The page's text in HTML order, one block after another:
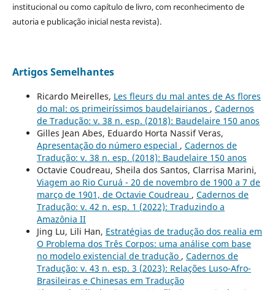
institucional ou como capítulo de livro, com reconhecimento de
autoria e publicação inicial nesta revista).
Artigos Semelhantes
Ricardo Meirelles, Les fleurs du mal antes de As flores
do mal: os primeiríssimos baudelairianos , Cadernos
de Tradução: v. 38 n. esp. (2018): Baudelaire 150 anos
Gilles Jean Abes, Eduardo Horta Nassif Veras,
Apresentação do número especial , Cadernos de
Tradução: v. 38 n. esp. (2018): Baudelaire 150 anos
Octavie Coudreau, Sheila dos Santos, Clarrisa Marini,
Viagem ao Rio Curuá - 20 de novembro de 1900 a 7 de
março de 1901, de Octavie Coudreau , Cadernos de
Tradução: v. 42 n. esp. 1 (2022): Traduzindo a
Amazônia II
Jing Lu, Lili Han, Estratégias de tradução dos realia em
O Problema dos Três Corpos: uma análise com base
no modelo existencial de tradução , Cadernos de
Tradução: v. 43 n. esp. 3 (2023): Relações Luso-Afro-
Brasileiras e Chinesas em Tradução